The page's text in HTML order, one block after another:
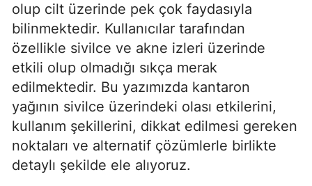
olup cilt üzerinde pek çok faydasıyla
bilinmektedir. Kullanıcılar tarafından
özellikle sivilce ve akne izleri üzerinde
etkili olup olmadığı sıkça merak
edilmektedir. Bu yazımızda kantaron
yağının sivilce üzerindeki olası etkilerini,
kullanım şekillerini, dikkat edilmesi gereken
noktaları ve alternatif çözümlerle birlikte
detaylı şekilde ele alıyoruz.